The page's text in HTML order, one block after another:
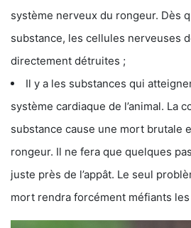
système nerveux du rongeur. Dès
substance, les cellules nerveuses
directement détruites ;
Il y a les substances qui
système cardiaque de l’animal. La
substance cause une mort brutale
rongeur. Il ne fera que quelques
juste près de l’appât. Le seul
mort rendra forcément méfiants